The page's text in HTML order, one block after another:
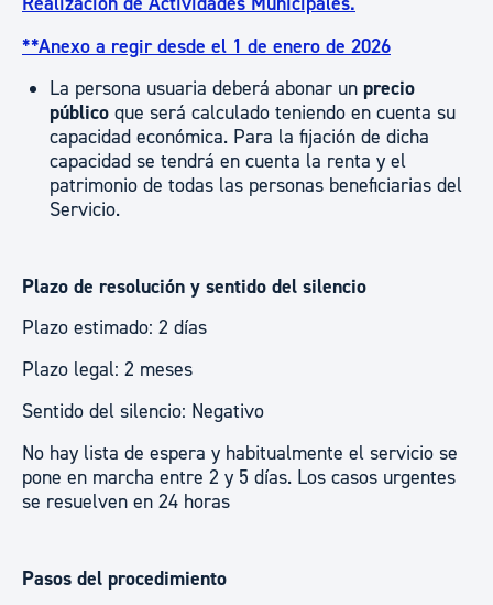
**Anexo a regir desde el 1 de enero de 2026
La persona usuaria deberá abonar un precio
público que será calculado teniendo en cuenta su
capacidad económica. Para la fijación de dicha
capacidad se tendrá en cuenta la renta y el
patrimonio de todas las personas beneficiarias del
Servicio.
Plazo de resolución y sentido del silencio
Plazo estimado: 2 días
Plazo legal: 2 meses
Sentido del silencio: Negativo
No hay lista de espera y habitualmente el servicio se
pone en marcha entre 2 y 5 días. Los casos urgentes
se resuelven en 24 horas
Pasos del procedimiento